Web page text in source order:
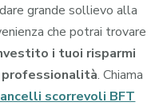
grande sollievo alla
che potrai trovare
i tuoi risparmi
professionalità. Chiama
scorrevoli BFT